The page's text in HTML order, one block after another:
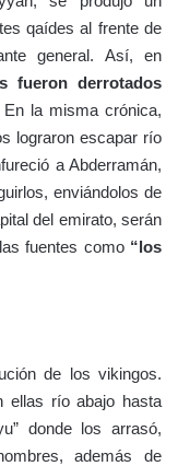
qaídes al frente de
general. Así, en
fueron derrotados
En la misma crónica,
lograron escapar río
a Abderramán,
enviándolos de
del emirato, serán
fuentes como“los
de los vikingos.
ellas río abajo hasta
donde los arrasó,
además de